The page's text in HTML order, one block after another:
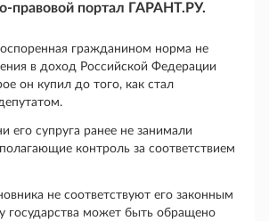
правовой портал ГАРАНТ.РУ.
гражданином норма не
в доход Российской Федерации
он купил до того, как стал
его супруга ранее не занимали
контроль за соответствием
не соответствуют его законным
государства может быть обращено